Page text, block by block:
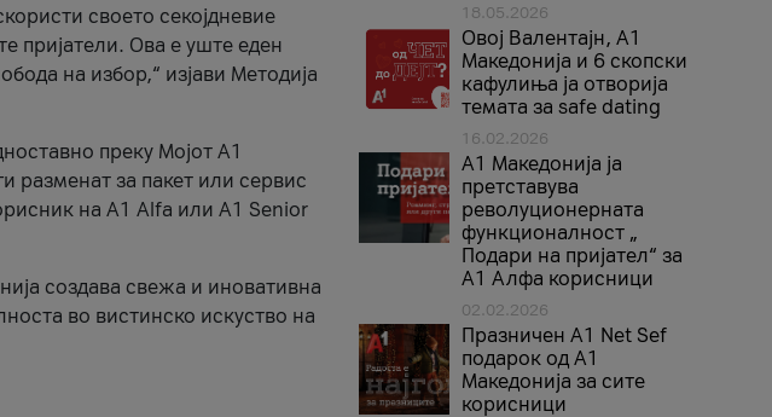
своето секојдневие
пријатели. Ова е уште еден
на избор,“ изјави Методија
преку Мојот А1
разменат за пакет или сервис
на А1 Alfa или A1 Senior
создава свежа и иновативна
во вистинско искуство на
18.05.2026
Овој Валентајн, A1
Македонија и 6 скопски
кафулиња ја отворија
темата за safe dating
16.02.2026
А1 Македонија ја
претставува
револуционерната
функционалност „
Подари на пријател“ за
А1 Алфа корисници
02.02.2026
Празничен A1 Net Sеf
подарок од А1
Македонија за сите
корисници